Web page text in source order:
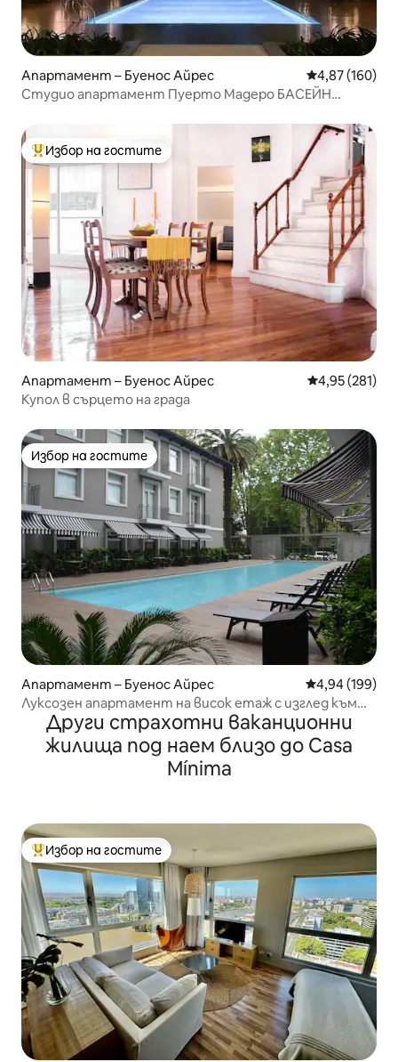
Апартамент – Буенос Айрес Средна
4,87 (160)
Студио апартамент Пуерто Мадеро БАСЕЙН
Най-популярен избор на гостите
Избор на гостите
Апартамент – Буенос Айрес Средна
4,95 (281)
Купол в сърцето на града
Избор на гостите
Избор на гостите
Апартамент – Буенос Айрес Средна
4,94 (199)
Луксозен апартамент на висок етаж с изглед към
реката и града
Други страхотни ваканционни
жилища под наем близо до Casa
Mínima
Най-популярен избор на гостите
Избор на гостите